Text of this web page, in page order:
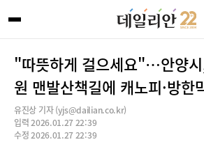
"따뜻하게 걸으세요"…안양
원 맨발산책길에 캐노피·방한
유진상 기자 (yjs@dailian.co.kr)
입력 2026.01.27 22:39
수정 2026.01.27 22:39